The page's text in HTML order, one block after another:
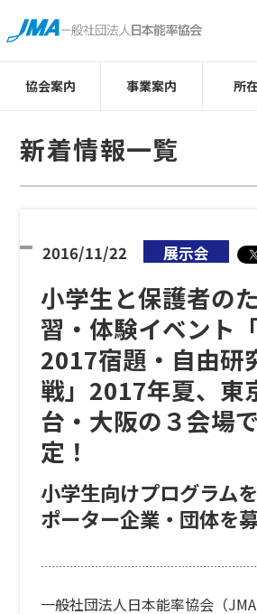
協会案内 事業案内 所
新着情報一覧
小学生と保護者の
習・体験イベント
2017宿題・自由研
戦」2017年夏、東
台・大阪の３会場
定！
小学生向けプログラム
ポーター企業・団体を
2016/11/22 展示会
一般社団法人日本能率協会（